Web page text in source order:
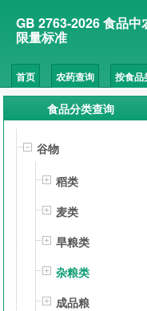
GB 2763-2026 食品中
限量标准
首页 农药查询 按食品
食品分类查询
谷物
稻类
麦类
旱粮类
杂粮类
成品粮